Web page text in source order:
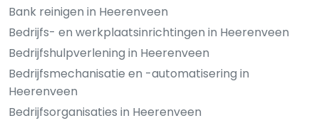
Bank reinigen in Heerenveen
Bedrijfs- en werkplaatsinrichtingen in Heerenveen
Bedrijfshulpverlening in Heerenveen
Bedrijfsmechanisatie en -automatisering in
Heerenveen
Bedrijfsorganisaties in Heerenveen